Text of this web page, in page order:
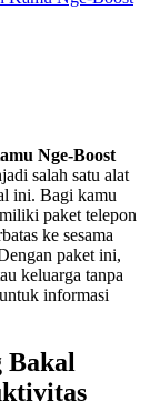
Nge-Boost
salah satu alat
ini. Bagi kamu
paket telepon
ke sesama
paket ini,
keluarga tanpa
informasi
Bakal